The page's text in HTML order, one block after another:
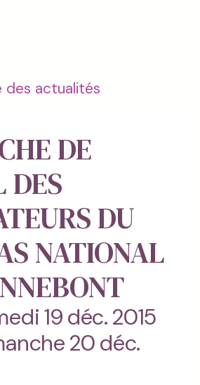
des actualités
DE
DES
DU
NATIONAL
19 déc. 2015
20 déc.